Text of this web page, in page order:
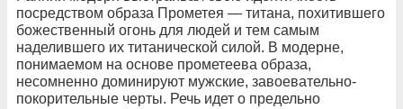
посредством образа Прометея — титана, похитившего
божественный огонь для людей и тем самым
наделившего их титанической силой. В модерне,
понимаемом на основе прометеева образа,
несомненно доминируют мужские, завоевательно-
покорительные черты. Речь идет о предельно